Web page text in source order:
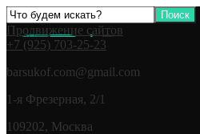
Продвижение сайтов
+7 (925) 703-25-23
barsukof.com@gmail.com
1-я Фрезерная, 2/1
109202, Москва